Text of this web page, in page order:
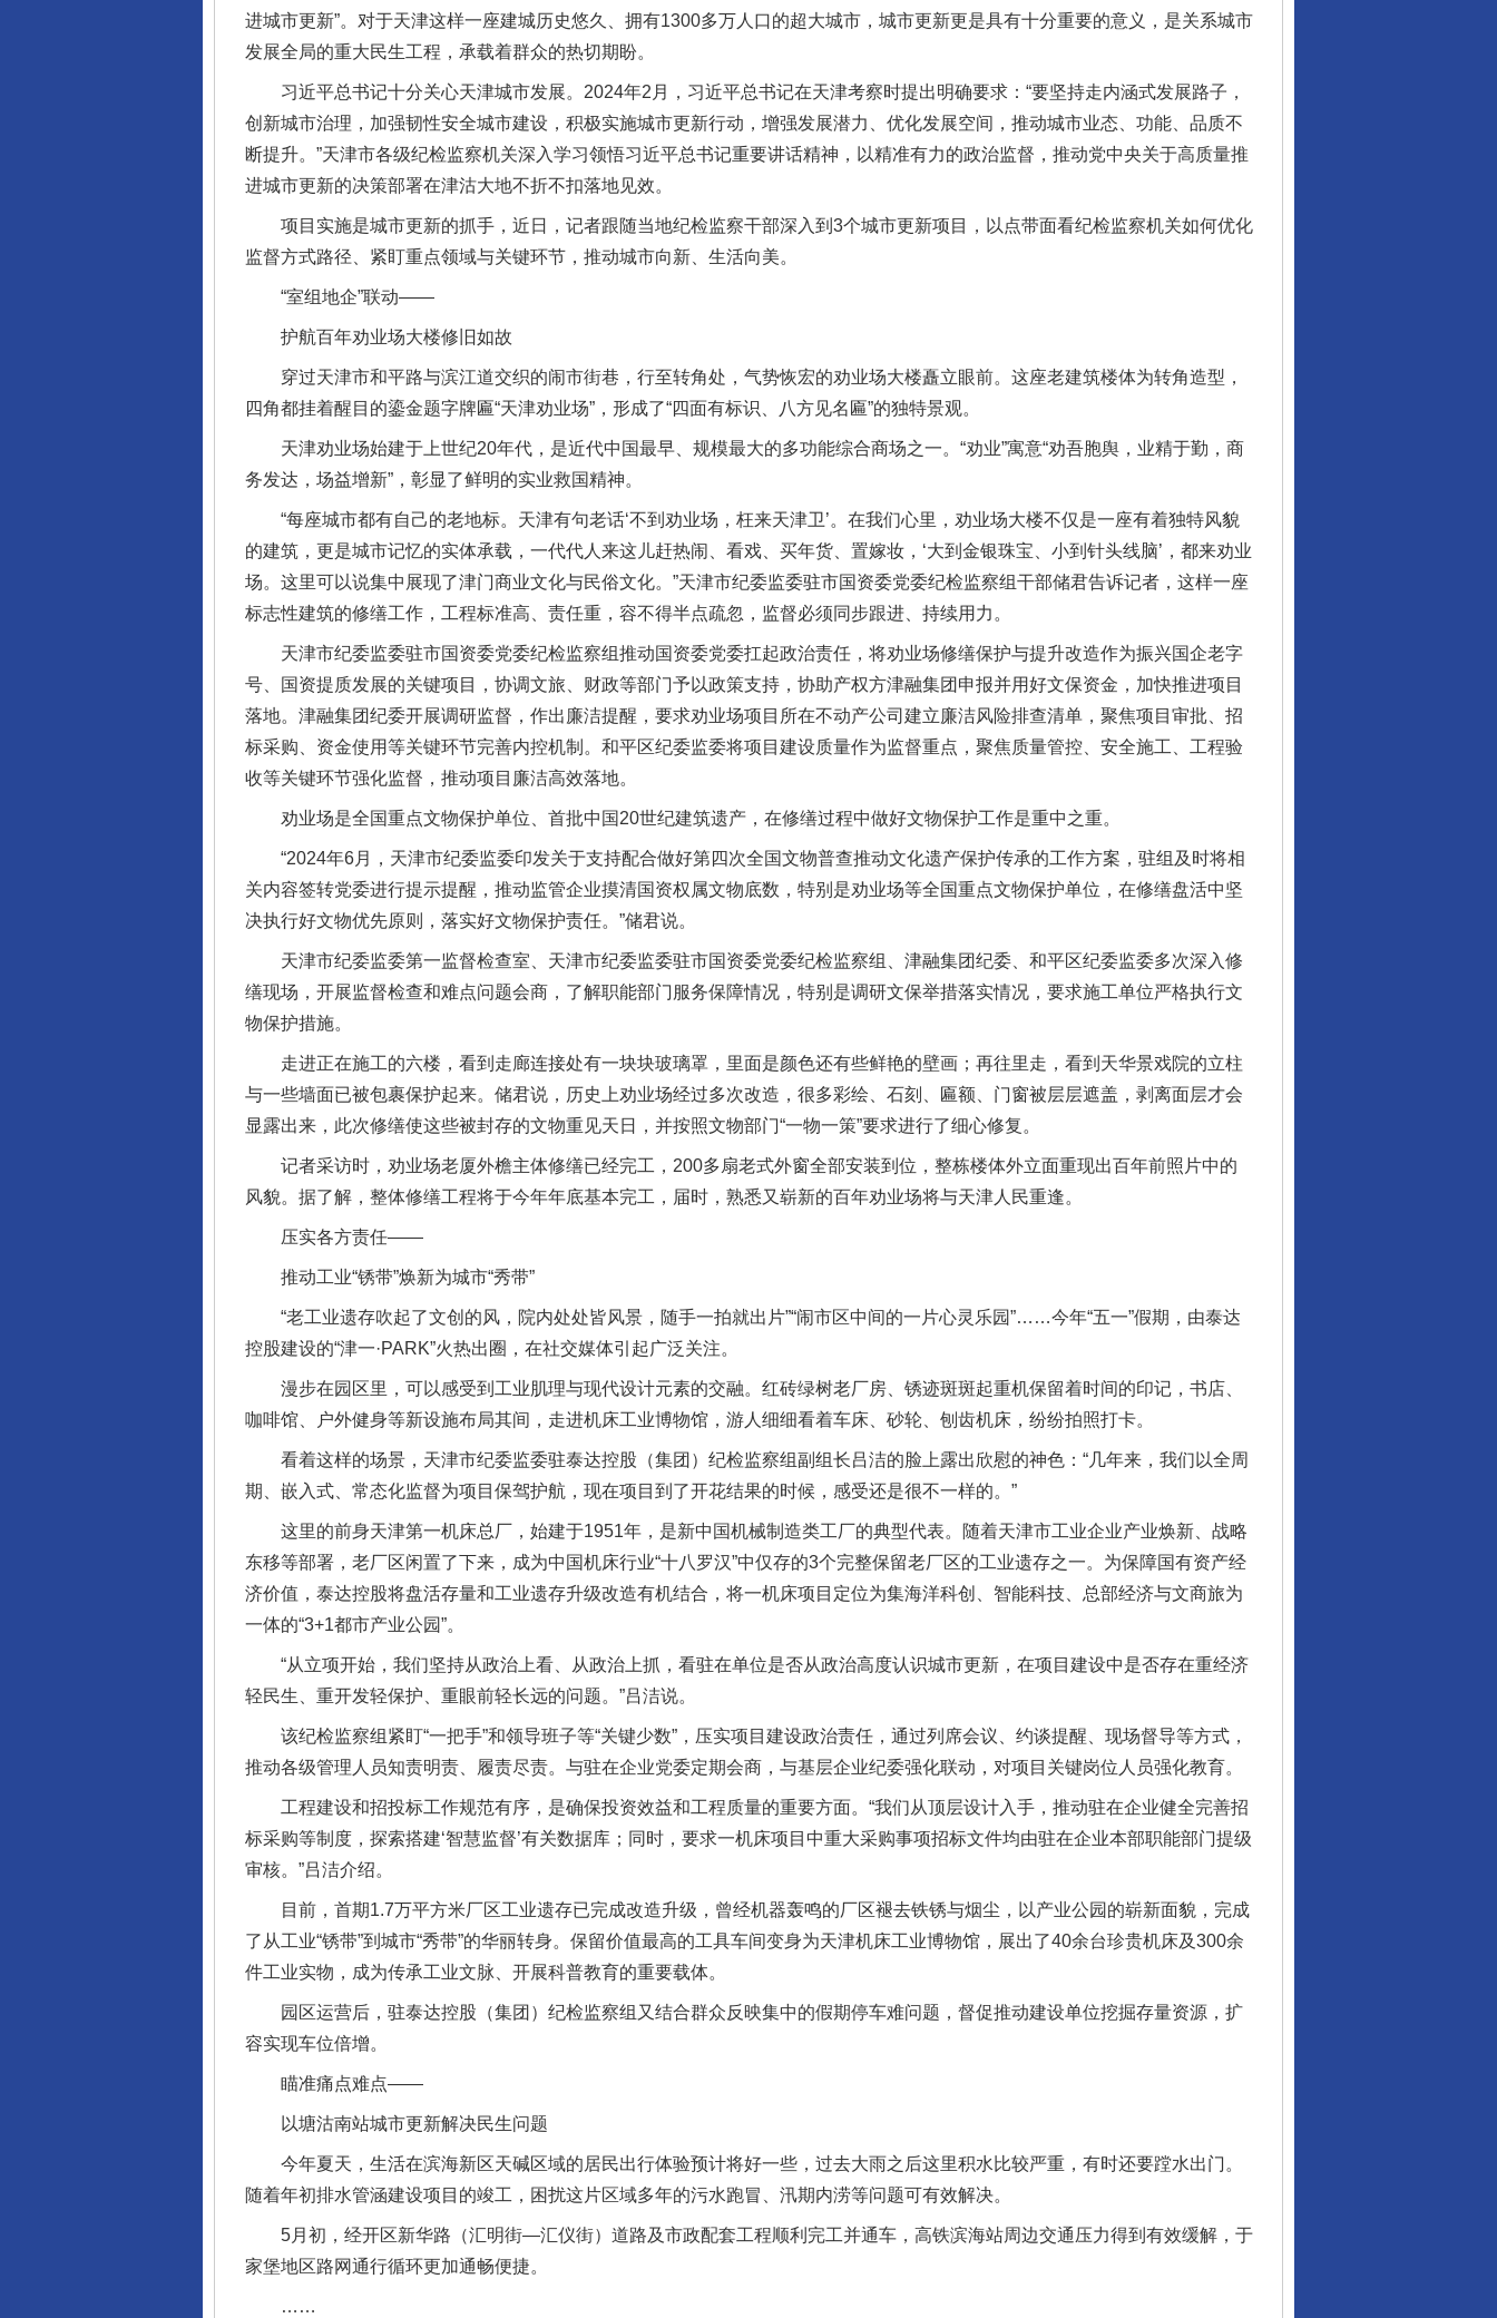
进城市更新”。对于天津这样一座建城历史悠久、拥有1300多万人口的超大城市，城市更新更是具有十分重要的意义，是关系城市
发展全局的重大民生工程，承载着群众的热切期盼。
习近平总书记十分关心天津城市发展。2024年2月，习近平总书记在天津考察时提出明确要求：“要坚持走内涵式发展路子，
创新城市治理，加强韧性安全城市建设，积极实施城市更新行动，增强发展潜力、优化发展空间，推动城市业态、功能、品质不
断提升。”天津市各级纪检监察机关深入学习领悟习近平总书记重要讲话精神，以精准有力的政治监督，推动党中央关于高质量推
进城市更新的决策部署在津沽大地不折不扣落地见效。
项目实施是城市更新的抓手，近日，记者跟随当地纪检监察干部深入到3个城市更新项目，以点带面看纪检监察机关如何优化
监督方式路径、紧盯重点领域与关键环节，推动城市向新、生活向美。
“室组地企”联动——
护航百年劝业场大楼修旧如故
穿过天津市和平路与滨江道交织的闹市街巷，行至转角处，气势恢宏的劝业场大楼矗立眼前。这座老建筑楼体为转角造型，
四角都挂着醒目的鎏金题字牌匾“天津劝业场”，形成了“四面有标识、八方见名匾”的独特景观。
天津劝业场始建于上世纪20年代，是近代中国最早、规模最大的多功能综合商场之一。“劝业”寓意“劝吾胞舆，业精于勤，商
务发达，场益增新”，彰显了鲜明的实业救国精神。
“每座城市都有自己的老地标。天津有句老话‘不到劝业场，枉来天津卫’。在我们心里，劝业场大楼不仅是一座有着独特风貌
的建筑，更是城市记忆的实体承载，一代代人来这儿赶热闹、看戏、买年货、置嫁妆，‘大到金银珠宝、小到针头线脑’，都来劝业
场。这里可以说集中展现了津门商业文化与民俗文化。”天津市纪委监委驻市国资委党委纪检监察组干部储君告诉记者，这样一座
标志性建筑的修缮工作，工程标准高、责任重，容不得半点疏忽，监督必须同步跟进、持续用力。
天津市纪委监委驻市国资委党委纪检监察组推动国资委党委扛起政治责任，将劝业场修缮保护与提升改造作为振兴国企老字
号、国资提质发展的关键项目，协调文旅、财政等部门予以政策支持，协助产权方津融集团申报并用好文保资金，加快推进项目
落地。津融集团纪委开展调研监督，作出廉洁提醒，要求劝业场项目所在不动产公司建立廉洁风险排查清单，聚焦项目审批、招
标采购、资金使用等关键环节完善内控机制。和平区纪委监委将项目建设质量作为监督重点，聚焦质量管控、安全施工、工程验
收等关键环节强化监督，推动项目廉洁高效落地。
劝业场是全国重点文物保护单位、首批中国20世纪建筑遗产，在修缮过程中做好文物保护工作是重中之重。
“2024年6月，天津市纪委监委印发关于支持配合做好第四次全国文物普查推动文化遗产保护传承的工作方案，驻组及时将相
关内容签转党委进行提示提醒，推动监管企业摸清国资权属文物底数，特别是劝业场等全国重点文物保护单位，在修缮盘活中坚
决执行好文物优先原则，落实好文物保护责任。”储君说。
天津市纪委监委第一监督检查室、天津市纪委监委驻市国资委党委纪检监察组、津融集团纪委、和平区纪委监委多次深入修
缮现场，开展监督检查和难点问题会商，了解职能部门服务保障情况，特别是调研文保举措落实情况，要求施工单位严格执行文
物保护措施。
走进正在施工的六楼，看到走廊连接处有一块块玻璃罩，里面是颜色还有些鲜艳的壁画；再往里走，看到天华景戏院的立柱
与一些墙面已被包裹保护起来。储君说，历史上劝业场经过多次改造，很多彩绘、石刻、匾额、门窗被层层遮盖，剥离面层才会
显露出来，此次修缮使这些被封存的文物重见天日，并按照文物部门“一物一策”要求进行了细心修复。
记者采访时，劝业场老厦外檐主体修缮已经完工，200多扇老式外窗全部安装到位，整栋楼体外立面重现出百年前照片中的
风貌。据了解，整体修缮工程将于今年年底基本完工，届时，熟悉又崭新的百年劝业场将与天津人民重逢。
压实各方责任——
推动工业“锈带”焕新为城市“秀带”
“老工业遗存吹起了文创的风，院内处处皆风景，随手一拍就出片”“闹市区中间的一片心灵乐园”……今年“五一”假期，由泰达
控股建设的“津一·PARK”火热出圈，在社交媒体引起广泛关注。
漫步在园区里，可以感受到工业肌理与现代设计元素的交融。红砖绿树老厂房、锈迹斑斑起重机保留着时间的印记，书店、
咖啡馆、户外健身等新设施布局其间，走进机床工业博物馆，游人细细看着车床、砂轮、刨齿机床，纷纷拍照打卡。
看着这样的场景，天津市纪委监委驻泰达控股（集团）纪检监察组副组长吕洁的脸上露出欣慰的神色：“几年来，我们以全周
期、嵌入式、常态化监督为项目保驾护航，现在项目到了开花结果的时候，感受还是很不一样的。”
这里的前身天津第一机床总厂，始建于1951年，是新中国机械制造类工厂的典型代表。随着天津市工业企业产业焕新、战略
东移等部署，老厂区闲置了下来，成为中国机床行业“十八罗汉”中仅存的3个完整保留老厂区的工业遗存之一。为保障国有资产经
济价值，泰达控股将盘活存量和工业遗存升级改造有机结合，将一机床项目定位为集海洋科创、智能科技、总部经济与文商旅为
一体的“3+1都市产业公园”。
“从立项开始，我们坚持从政治上看、从政治上抓，看驻在单位是否从政治高度认识城市更新，在项目建设中是否存在重经济
轻民生、重开发轻保护、重眼前轻长远的问题。”吕洁说。
该纪检监察组紧盯“一把手”和领导班子等“关键少数”，压实项目建设政治责任，通过列席会议、约谈提醒、现场督导等方式，
推动各级管理人员知责明责、履责尽责。与驻在企业党委定期会商，与基层企业纪委强化联动，对项目关键岗位人员强化教育。
工程建设和招投标工作规范有序，是确保投资效益和工程质量的重要方面。“我们从顶层设计入手，推动驻在企业健全完善招
标采购等制度，探索搭建‘智慧监督’有关数据库；同时，要求一机床项目中重大采购事项招标文件均由驻在企业本部职能部门提级
审核。”吕洁介绍。
目前，首期1.7万平方米厂区工业遗存已完成改造升级，曾经机器轰鸣的厂区褪去铁锈与烟尘，以产业公园的崭新面貌，完成
了从工业“锈带”到城市“秀带”的华丽转身。保留价值最高的工具车间变身为天津机床工业博物馆，展出了40余台珍贵机床及300余
件工业实物，成为传承工业文脉、开展科普教育的重要载体。
园区运营后，驻泰达控股（集团）纪检监察组又结合群众反映集中的假期停车难问题，督促推动建设单位挖掘存量资源，扩
容实现车位倍增。
瞄准痛点难点——
以塘沽南站城市更新解决民生问题
今年夏天，生活在滨海新区天碱区域的居民出行体验预计将好一些，过去大雨之后这里积水比较严重，有时还要蹚水出门。
随着年初排水管涵建设项目的竣工，困扰这片区域多年的污水跑冒、汛期内涝等问题可有效解决。
5月初，经开区新华路（汇明街—汇仪街）道路及市政配套工程顺利完工并通车，高铁滨海站周边交通压力得到有效缓解，于
家堡地区路网通行循环更加通畅便捷。
……